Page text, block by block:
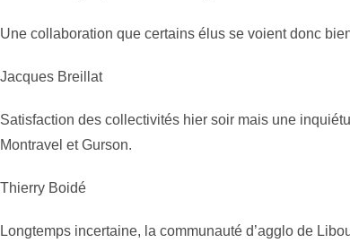
Une collaboration que certains élus se voient donc
Jacques Breillat
Satisfaction des collectivités hier soir mais une
Montravel et Gurson.
Thierry Boidé
Longtemps incertaine, la communauté d’agglo de